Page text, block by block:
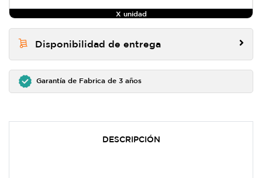
X unidad
Disponibilidad de entrega
Garantía de Fabrica de 3 años
DESCRIPCIÓN